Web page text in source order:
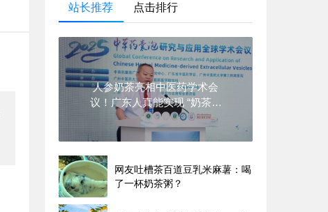
站长推荐 点击排行
人参奶茶亮相中医药学术会
议！广东人真能实现 “奶茶自
由” 了！
网友吐槽茶百道豆乳米麻薯：喝
了一杯奶茶粥？